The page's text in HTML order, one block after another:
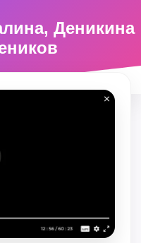
Деникина